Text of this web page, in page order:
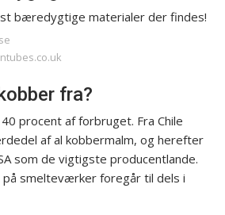
bæredygtige materialer der findes!
fra?
procent af forbruget. Fra Chile
af al kobbermalm, og herefter
som de vigtigste producentlande.
på smelteværker foregår til dels i